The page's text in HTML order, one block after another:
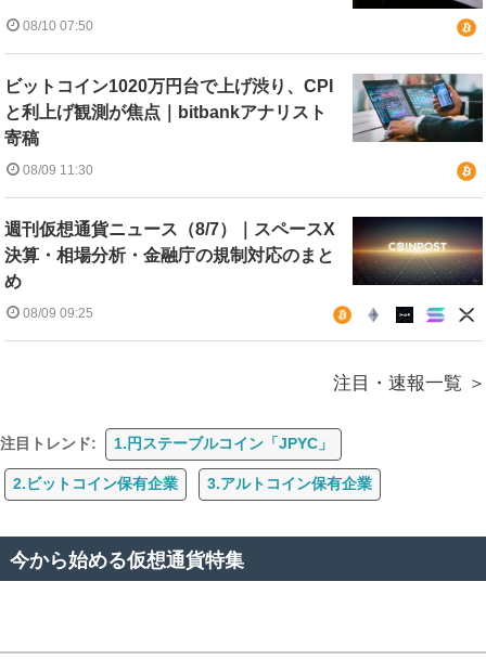
08/10 07:50
ビットコイン1020万円台で上げ渋り、CPI
と利上げ観測が焦点｜bitbankアナリスト
寄稿
08/09 11:30
週刊仮想通貨ニュース（8/7）｜スペースX
決算・相場分析・金融庁の規制対応のまと
め
08/09 09:25
注目・速報一覧
注目トレンド: 1.円ステーブルコイン「JPYC」
2.ビットコイン保有企業 3.アルトコイン保有企業
今から始める仮想通貨特集